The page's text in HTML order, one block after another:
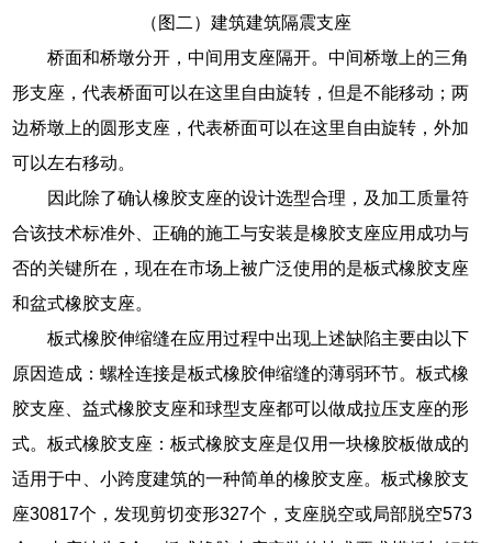
（图二）建筑建筑隔震支座
桥面和桥墩分开，中间用支座隔开。中间桥墩上的三角
形支座，代表桥面可以在这里自由旋转，但是不能移动；两
边桥墩上的圆形支座，代表桥面可以在这里自由旋转，外加
可以左右移动。
因此除了确认橡胶支座的设计选型合理，及加工质量符
合该技术标准外、正确的施工与安装是橡胶支座应用成功与
否的关键所在，现在在市场上被广泛使用的是板式橡胶支座
和盆式橡胶支座。
板式橡胶伸缩缝在应用过程中出现上述缺陷主要由以下
原因造成：螺栓连接是板式橡胶伸缩缝的薄弱环节。板式橡
胶支座、益式橡胶支座和球型支座都可以做成拉压支座的形
式。板式橡胶支座：板式橡胶支座是仅用一块橡胶板做成的
适用于中、小跨度建筑的一种简单的橡胶支座。板式橡胶支
座30817个，发现剪切变形327个，支座脱空或局部脱空573